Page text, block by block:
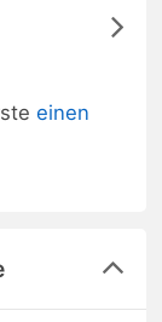
einen